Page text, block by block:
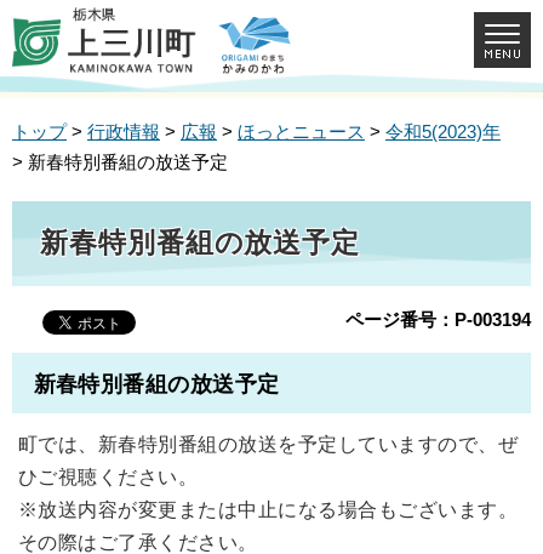
トップ> 行政情報 > 広報 > ほっとニュース > 令和5(2023)年
> 新春特別番組の放送予定
新春特別番組の放送予定
ページ番号：P-003194
新春特別番組の放送予定
町では、新春特別番組の放送を予定していますので、ぜ
ひご視聴ください。
※放送内容が変更または中止になる場合もございます。
その際はご了承ください。